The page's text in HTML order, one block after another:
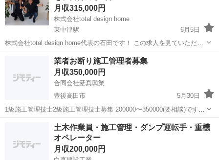
月収315,000円
株式会社total design home
東中津駅
6月5日
株式会社total design home代表の石田です！ この求人を見ていただ
き、ありがとうございます✨ 弊社は設立5年目のまだ小さな会社です。
ですがこの5年間、売上は毎年成長し、紹介案件も増え続け、「信頼さ
れる家...
中津市 東中津駅 施工管理
業者お断り施工管理者募集
月収350,000円
合同会社䑓真興業
豊後高田市
5月30日
1級施工管理技士2級施工管理技士募集 200000〜350000(要相談)です。
08064501591だいのです、宜しくお願いします。
豊後高田市 施工管理
土木作業員・施工管理・ダンプ運転手・重機
オペレーター
月収200,000円